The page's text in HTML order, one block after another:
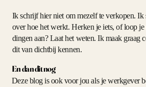
Ik schrijf hier niet om mezelf te verkopen.
over hoe het werkt. Herken je iets, of loop
dingen aan? Laat het weten. Ik maak graag
dit van dichtbij kennen.
En dan dit nog
Deze blog is ook voor jou als je werkgever